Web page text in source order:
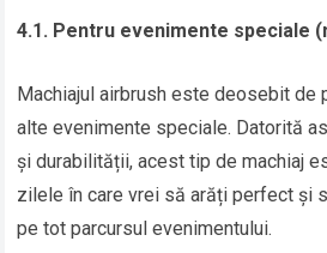
4.1. Pentru evenimente speciale
Machiajul airbrush este deosebit de
alte evenimente speciale. Datorită
și durabilității, acest tip de machiaj
zilele în care vrei să arăți perfect și
pe tot parcursul evenimentului.